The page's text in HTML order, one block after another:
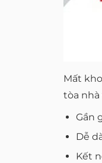
Mất
tòa
Gần
Dễ
Kết